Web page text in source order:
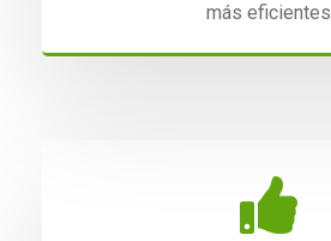
más eficientes